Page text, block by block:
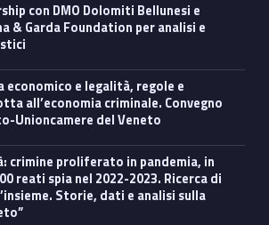
& Garda Foundation per analisi e
all’economia criminale. Convegno
Unioncamere del Veneto
reati spia nel 2022-2023. Ricerca di
Storie, dati e analisi sulla